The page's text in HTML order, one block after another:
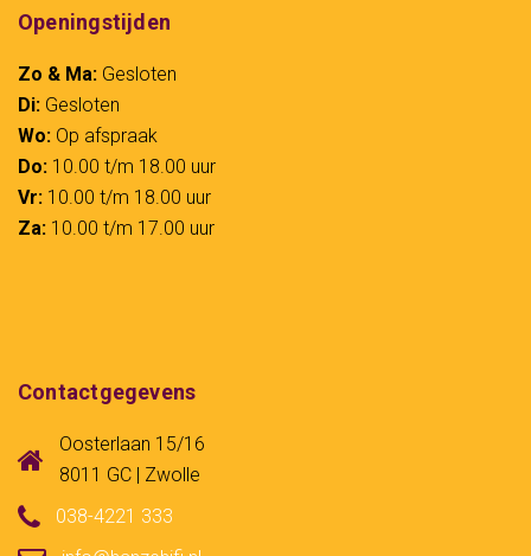
Openingstijden
Zo & Ma: Gesloten
Di: Gesloten
Wo: Op afspraak
Do: 10.00 t/m 18.00 uur
Vr: 10.00 t/m 18.00 uur
Za: 10.00 t/m 17.00 uur
Contactgegevens
Oosterlaan 15/16
8011 GC | Zwolle
038-4221 333